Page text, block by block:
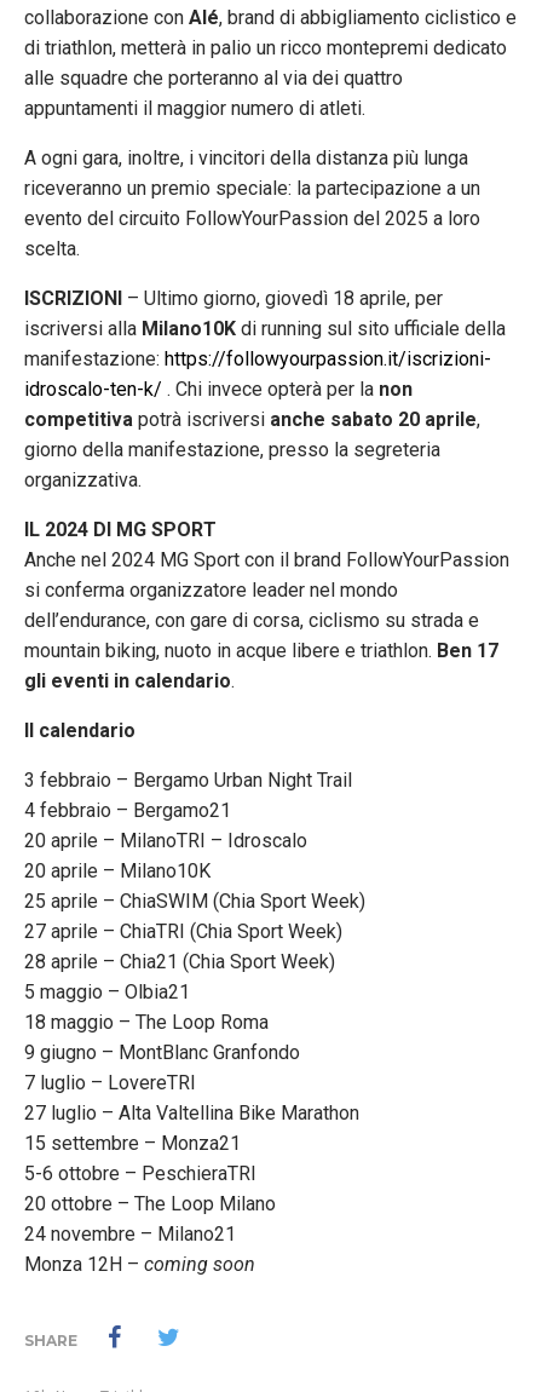
collaborazione con Alé, brand di abbigliamento ciclistico e
di triathlon, metterà in palio un ricco montepremi dedicato
alle squadre che porteranno al via dei quattro
appuntamenti il maggior numero di atleti.
A ogni gara, inoltre, i vincitori della distanza più lunga
riceveranno un premio speciale: la partecipazione a un
evento del circuito FollowYourPassion del 2025 a loro
scelta.
ISCRIZIONI – Ultimo giorno, giovedì 18 aprile, per
iscriversi alla Milano10K di running sul sito ufficiale della
manifestazione: https://followyourpassion.it/iscrizioni-
idroscalo-ten-k/ . Chi invece opterà per la non
competitiva potrà iscriversi anche sabato 20 aprile,
giorno della manifestazione, presso la segreteria
organizzativa.
IL 2024 DI MG SPORT
Anche nel 2024 MG Sport con il brand FollowYourPassion
si conferma organizzatore leader nel mondo
dell’endurance, con gare di corsa, ciclismo su strada e
mountain biking, nuoto in acque libere e triathlon. Ben 17
gli eventi in calendario.
Il calendario
3 febbraio – Bergamo Urban Night Trail
4 febbraio – Bergamo21
20 aprile – MilanoTRI – Idroscalo
20 aprile – Milano10K
25 aprile – ChiaSWIM (Chia Sport Week)
27 aprile – ChiaTRI (Chia Sport Week)
28 aprile – Chia21 (Chia Sport Week)
5 maggio – Olbia21
18 maggio – The Loop Roma
9 giugno – MontBlanc Granfondo
7 luglio – LovereTRI
27 luglio – Alta Valtellina Bike Marathon
15 settembre – Monza21
5-6 ottobre – PeschieraTRI
20 ottobre – The Loop Milano
24 novembre – Milano21
Monza 12H – coming soon
SHARE